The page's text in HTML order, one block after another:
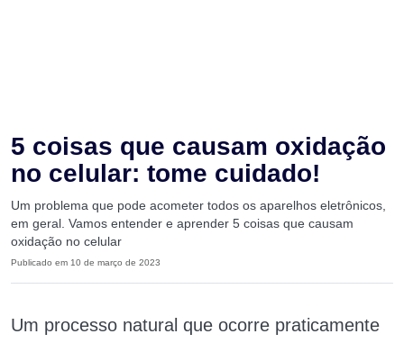
5 coisas que causam oxidação
no celular: tome cuidado!
Um problema que pode acometer todos os aparelhos eletrônicos,
em geral. Vamos entender e aprender 5 coisas que causam
oxidação no celular
Publicado em 10 de março de 2023
Um processo natural que ocorre praticamente